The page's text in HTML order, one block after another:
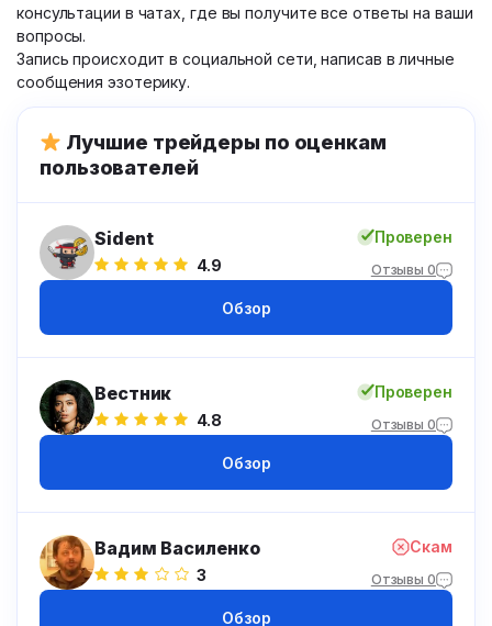
консультации в чатах, где вы получите все ответы на ваши
вопросы.
Запись происходит в социальной сети, написав в личные
сообщения эзотерику.
Лучшие трейдеры по оценкам
пользователей
Sident
4.9
Проверен
Отзывы 0
Обзор
Вестник
4.8
Проверен
Отзывы 0
Обзор
Вадим Василенко
3
Скам
Отзывы 0
Обзор